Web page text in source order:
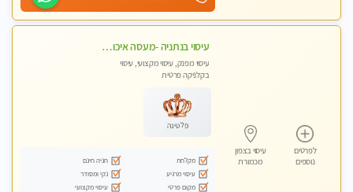
לפרטים
נוספים
עיסוי בצפון
מכמורת
עיסוי בנתניה -מעסה איכותית מקצועית ומפנקת בנתניה
עיסוי מפנק, עיסוי מקצועי, עיסוי
בקלניקה פרטית
פלטינה
מקלחת
חניה חינם
עיסוי מרגיע
נקי ומסודר
מקום פרטי
עיסוי מקצועי